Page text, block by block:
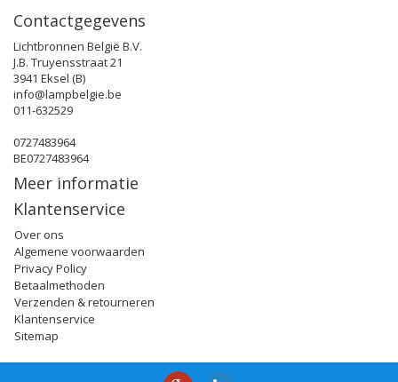
Contactgegevens
Lichtbronnen België B.V.
J.B. Truyensstraat 21
3941 Eksel (B)
info@lampbelgie.be
011-632529
0727483964
BE0727483964
Meer informatie
Klantenservice
Over ons
Algemene voorwaarden
Privacy Policy
Betaalmethoden
Verzenden & retourneren
Klantenservice
Sitemap